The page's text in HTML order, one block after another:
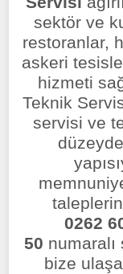
sektör ve
restoranlar,
askeri
hizmeti
Teknik
servisi ve
0262
50
bize